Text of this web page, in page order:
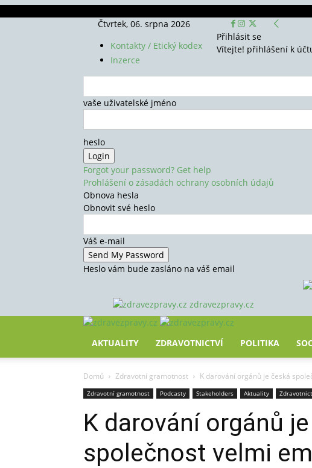
Čtvrtek, 06. srpna 2026
Kontakty / Etický kodex
Inzerce
Přihlásit se
Vítejte! přihlášení k
vaše uživatelské jméno
heslo
Forgot your password? Get help
Prohlášení o zásadách ochrany osobních údajů
Obnova hesla
Obnovit své heslo
Váš e-mail
Heslo vám bude zasláno na váš email
zdravezpravy.cz
AKTUALITY ZDRAVOTNICTVÍ POLITIKA
Domů Zdravotní gramotnost K darování orgánů je česká
Zdravotní gramotnost Podcasty Stakeholders Aktuality
K darování orgánů
společnost velmi